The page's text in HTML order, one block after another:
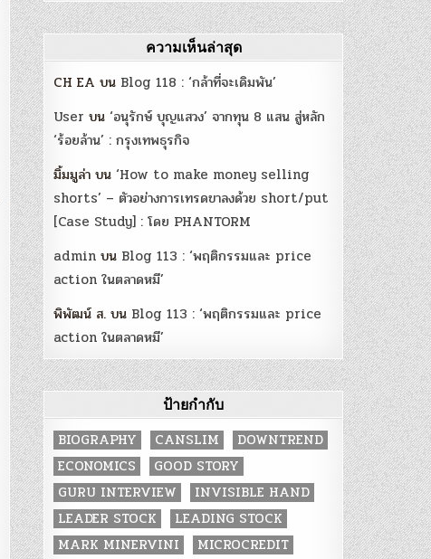
ความเห็นล่าสุด
CH EA บน Blog 118 : ‘กล้าที่จะเดิมพัน’
User บน‘อนุรักษ์ บุญแสวง’ จากทุน 8 แสน สู่หลัก
‘ร้อยล้าน’ : กรุงเทพธุรกิจ
มิ้มมูล่า บน‘How to make money selling
shorts’ – ตัวอย่างการเทรดขาลงด้วย short/put
[Case Study] : โดย PHANTORM
admin บน Blog 113 : ‘พฤติกรรมและ price
action ในตลาดหมี’
พิพัฒน์ ส. บน Blog 113 : ‘พฤติกรรมและ price
action ในตลาดหมี’
ป้ายกำกับ
BIOGRAPHY CANSLIM
DOWNTREND
ECONOMICS
GOOD STORY
GURU INTERVIEW
INVISIBLE HAND
LEADER STOCK
LEADING STOCK
MARK MINERVINI
MICROCREDIT